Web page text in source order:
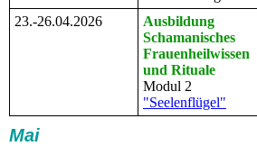
23.-26.04.2026
Ausbildung
Schamanisches
Frauenheilwissen
und Rituale
Modul 2
"Seelenflügel"
Mai